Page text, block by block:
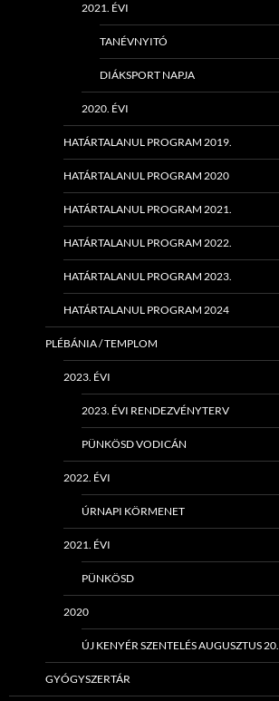
2021. ÉVI
TANÉVNYITÓ
DIÁKSPORT NAPJA
2020. ÉVI
HATÁRTALANUL PROGRAM 2019.
HATÁRTALANUL PROGRAM 2020
HATÁRTALANUL PROGRAM 2021.
HATÁRTALANUL PROGRAM 2022.
HATÁRTALANUL PROGRAM 2023.
HATÁRTALANUL PROGRAM 2024
PLÉBÁNIA / TEMPLOM
2023. ÉVI
2023. ÉVI RENDEZVÉNYTERV
PÜNKÖSD VODICÁN
2022. ÉVI
ÚRNAPI KÖRMENET
2021. ÉVI
PÜNKÖSD
2020
ÚJ KENYÉR SZENTELÉS AUGUSZTUS 20.
GYÓGYSZERTÁR